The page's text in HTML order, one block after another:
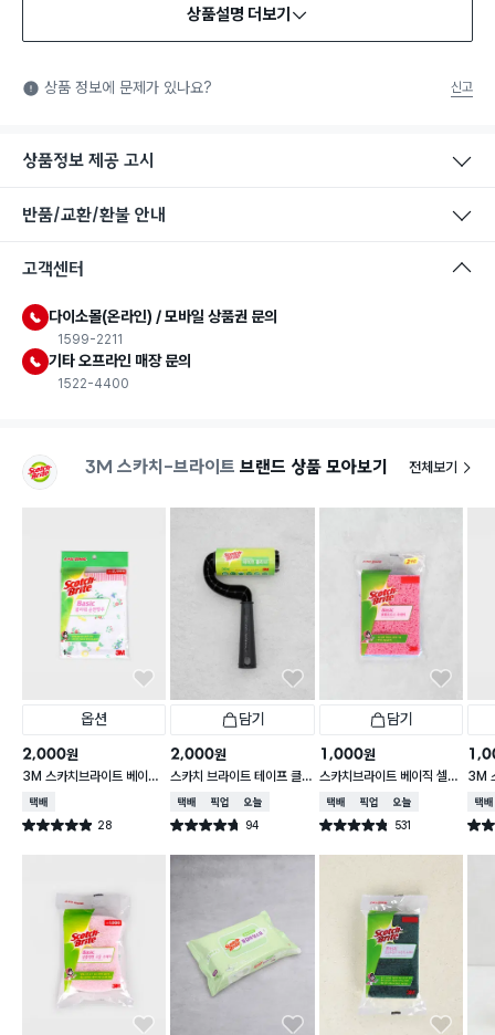
상품설명 더보기
상품 정보에 문제가 있나요? 신고
상품정보 제공 고시
반품/교환/환불 안내
고객센터
다이소몰(온라인) / 모바일 상품권 문의
1599-2211
기타 오프라인 매장 문의
1522-4400
3M 스카치-브라이트 브랜드 상품 모아보기 전체보기
옵션
2,000원
3M 스카치브라이트 베이직
택배배송
별점 4.9점 28
건 작성
담기
2,000원
스카치 브라이트 테이프 클
택배배송매장픽업오늘배송
별점 4.7점 94
건 작성
담기
1,000원
스카치브라이트 베이직 셀룰
택배배송매장픽업오늘배송
별점 4.8점 531
건 작성
3M
택배
별점